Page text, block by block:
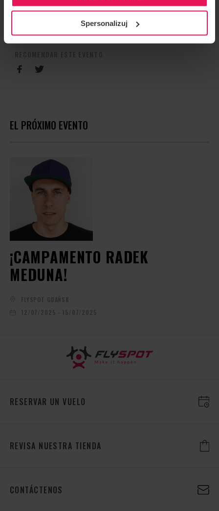
Spersonalizuj
ORGANIZADOR DE EVENTOS
EL PRÓXIMO EVENTO
¡CAMPAMENTO RADEK
MEDUNA!
FLYSPOT GDAŃSK
12/07/2025 - 15/07/2025
RESERVAR UN VUELO
REVISA NUESTRA TIENDA
CONTÁCTENOS